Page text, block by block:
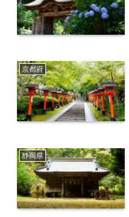
京都府
静岡県